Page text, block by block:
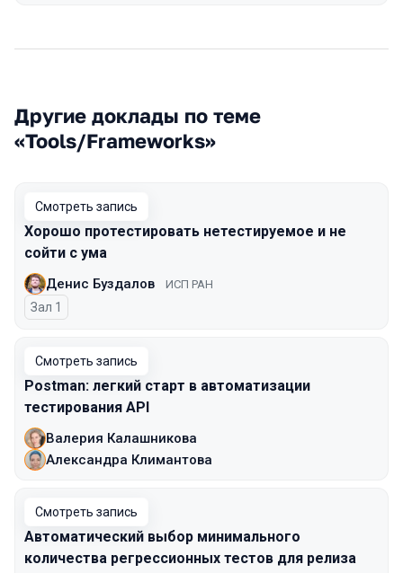
Другие доклады по теме
«Tools/Frameworks»
Смотреть запись
Хорошо протестировать нетестируемое и не
сойти с ума
Денис Буздалов ИСП РАН
Зал 1
Смотреть запись
Postman: легкий старт в автоматизации
тестирования API
Валерия Калашникова
Александра Климантова
Смотреть запись
Автоматический выбор минимального
количества регрессионных тестов для релиза